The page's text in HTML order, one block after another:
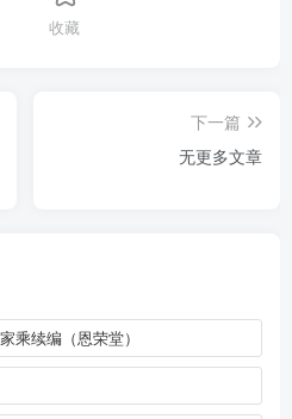
收藏
下一篇
无更多文章
乘续编（恩荣堂）